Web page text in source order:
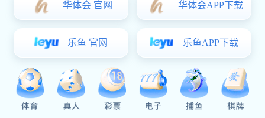
装备巡检巡修系统对装备巡检巡修过程及数据进行管理，通
场收集巡检数据，对巡检结果及问题进行记录跟踪，为分析
故障隐患、确定维修方案提供帮助，提高装备巡检工作效
率，实现装备巡检工作“即时发现、结果可靠、即时上报、及
时维修”。